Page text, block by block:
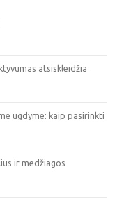
atsiskleidžia
ugdyme: kaip pasirinkti
ir medžiagos